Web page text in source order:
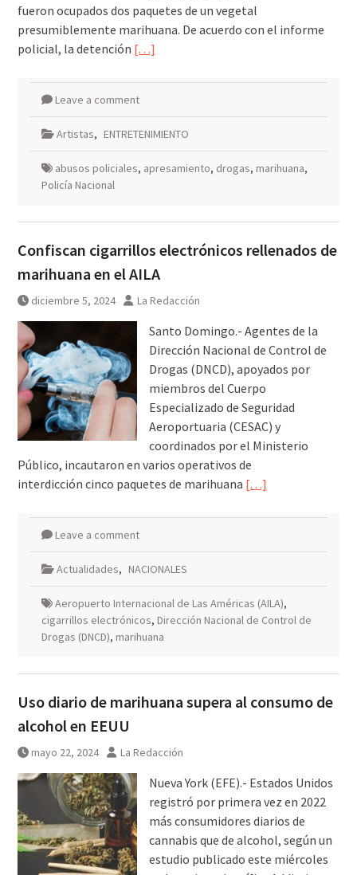
fueron ocupados dos paquetes de un vegetal
presumiblemente marihuana. De acuerdo con el informe
policial, la detención […]
Leave a comment
Artistas, ENTRETENIMIENTO
abusos policiales, apresamiento, drogas, marihuana,
Policía Nacional
Confiscan cigarrillos electrónicos rellenados de
marihuana en el AILA
diciembre 5, 2024 La Redacción
Santo Domingo.- Agentes de la
Dirección Nacional de Control de
Drogas (DNCD), apoyados por
miembros del Cuerpo
Especializado de Seguridad
Aeroportuaria (CESAC) y
coordinados por el Ministerio
Público, incautaron en varios operativos de
interdicción cinco paquetes de marihuana […]
Leave a comment
Actualidades, NACIONALES
Aeropuerto Internacional de Las Américas (AILA),
cigarrillos electrónicos, Dirección Nacional de Control de
Drogas (DNCD), marihuana
Uso diario de marihuana supera al consumo de
alcohol en EEUU
mayo 22, 2024 La Redacción
Nueva York (EFE).- Estados Unidos
registró por primera vez en 2022
más consumidores diarios de
cannabis que de alcohol, según un
estudio publicado este miércoles